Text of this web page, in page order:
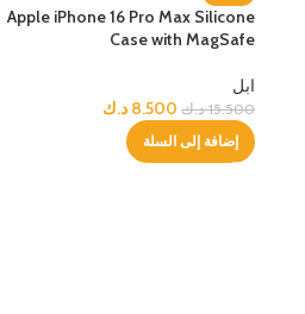
Apple iPhone 16 Pro Max Silicone
Case with MagSafe
ابل
15.500 د.ك 8.500 د.ك
إضافة إلى السلة